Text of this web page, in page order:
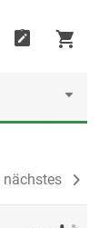
nächstes
nächstes